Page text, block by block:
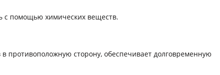
с помощью химических веществ.
противоположную сторону, обеспечивает долговременную